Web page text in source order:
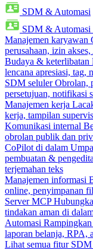
SDM & Automasi
SDM & Automasi
Manajemen karyawan
perusahaan, izin
Budaya & keterlibatan
lencana apresiasi, tag,
SDM seluler Obrolan,
persetujuan, notifikasi
Manajemen kerja
kerja, tampilan
Komunikasi internal
obrolan publik dan
CoPilot di dalam
pembuatan &
terjemahan teks
Manajemen informasi
online, penyimpanan
Server MCP
tindakan aman di
Automasi Rampingkan
laporan belanja, RPA,
Lihat semua fitur